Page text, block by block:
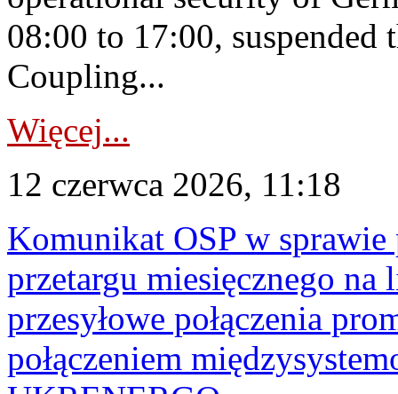
08:00 to 17:00,
Coupling...
Więcej...
12 czerwca 2026, 11:18
Komunikat OSP w sprawie
przetargu miesięcznego
przesyłowe połączenia
połączeniem